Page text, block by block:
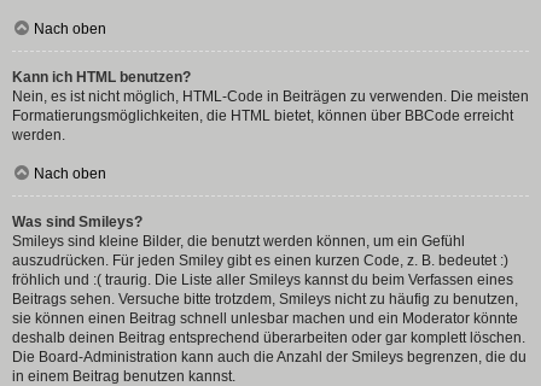
Nach oben
Kann ich HTML benutzen?
Nein, es ist nicht möglich, HTML-Code in Beiträgen zu verwenden. Die meisten
Formatierungsmöglichkeiten, die HTML bietet, können über BBCode erreicht
werden.
Nach oben
Was sind Smileys?
Smileys sind kleine Bilder, die benutzt werden können, um ein Gefühl
auszudrücken. Für jeden Smiley gibt es einen kurzen Code, z. B. bedeutet :)
fröhlich und :( traurig. Die Liste aller Smileys kannst du beim Verfassen eines
Beitrags sehen. Versuche bitte trotzdem, Smileys nicht zu häufig zu benutzen,
sie können einen Beitrag schnell unlesbar machen und ein Moderator könnte
deshalb deinen Beitrag entsprechend überarbeiten oder gar komplett löschen.
Die Board-Administration kann auch die Anzahl der Smileys begrenzen, die du
in einem Beitrag benutzen kannst.